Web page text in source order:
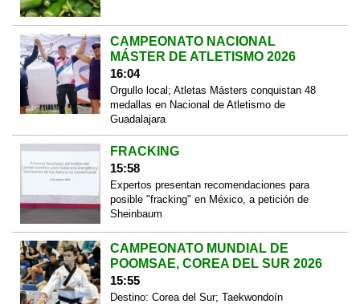
CAMPEONATO NACIONAL
MÁSTER DE ATLETISMO 2026
16:04
Orgullo local; Atletas Másters conquistan 48
medallas en Nacional de Atletismo de
Guadalajara
FRACKING
15:58
Expertos presentan recomendaciones para
posible "fracking" en México, a petición de
Sheinbaum
CAMPEONATO MUNDIAL DE
POOMSAE, COREA DEL SUR 2026
15:55
Destino: Corea del Sur; Taekwondoín